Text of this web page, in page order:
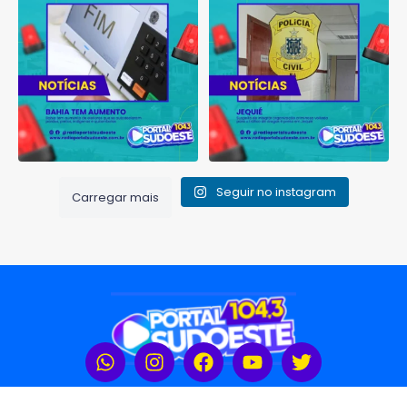
que se autodeclaram...
1
organização criminosa
voltada...
1 0
Carregar mais Seguir no instagram